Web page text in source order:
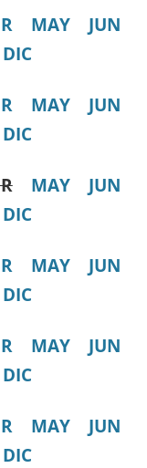
MAY
JUN
DIC
MAY
JUN
DIC
MAY
JUN
DIC
MAY
JUN
DIC
MAY
JUN
DIC
MAY
JUN
DIC